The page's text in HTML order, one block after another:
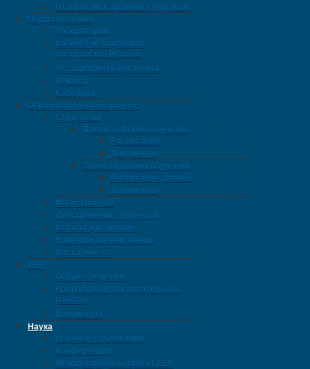
Отзывы иностранных студентов
Подразделения
Лаборатории
Кабинет методологии
государства и права
Ассоциация выпускников
Деканат
Кафедры
Образовательный процесс
Студентам
Дневная форма обучения
Расписание
Документы
Заочная форма обучения
Расписание, планы
Документы
Магистрантам
Иностранным студентам
Каталог дисциплин
Критерии оценки знаний
Доска почета
ИВР
Общие сведения
Направления воспитательной
работы
Документы
Наука
Научные публикации
Конференции
Международный проект ELA